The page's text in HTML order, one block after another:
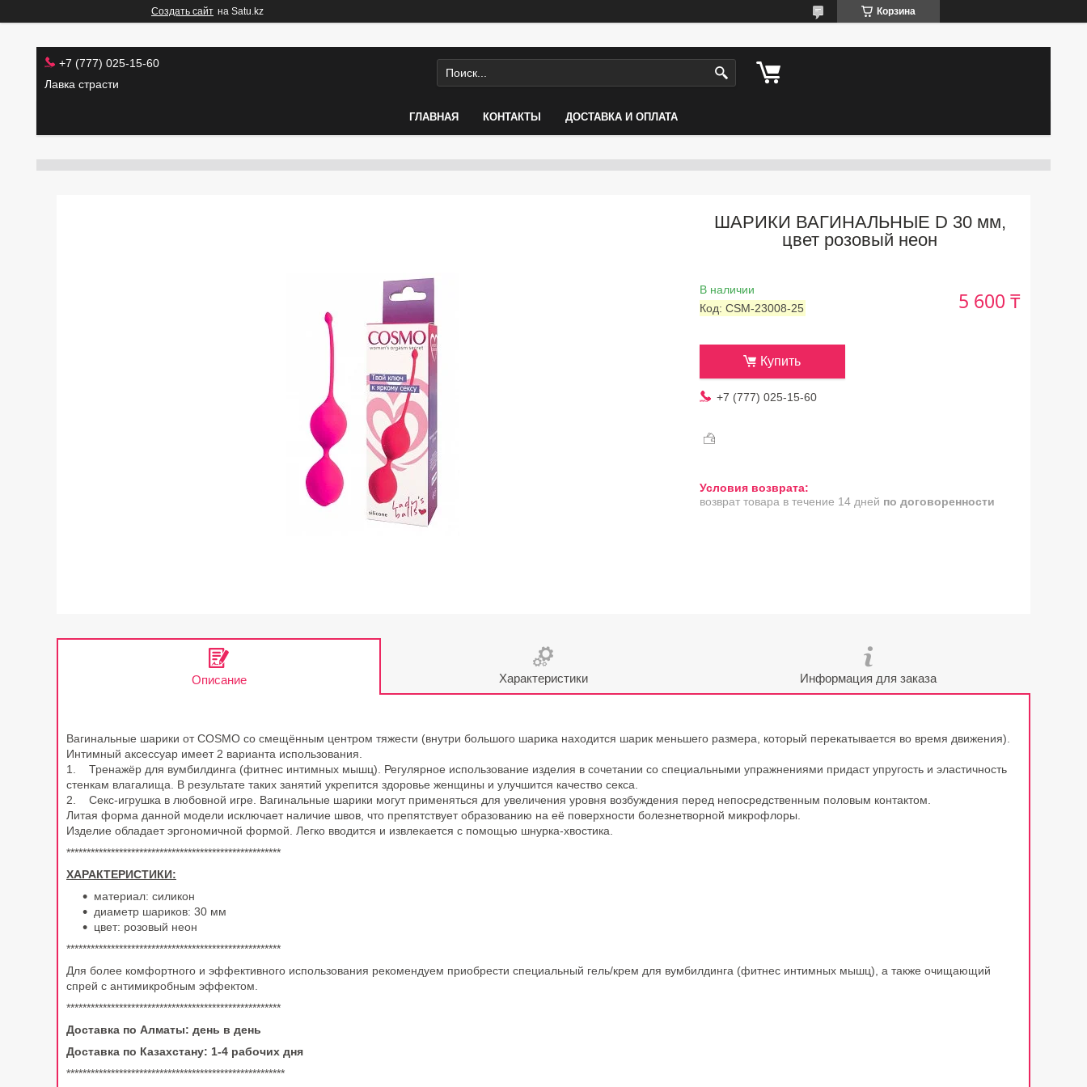
Создать сайт на Satu.kz Корзина
+7 (777) 025-15-60
Лавка страсти
ГЛАВНАЯ КОНТАКТЫ ДОСТАВКА И ОПЛАТА
ШАРИКИ ВАГИНАЛЬНЫЕ D 30 мм,
цвет розовый неон
В наличии
Код: CSM-23008-25 5 600 ₸
Купить
+7 (777) 025-15-60
возврат товара в течение 14 дней по договоренности
Описание Характеристики Информация для заказа
Вагинальные шарики от COSMO со смещённым центром тяжести (внутри большого шарика находится шарик меньшего размера, который перекатывается во время движения).
Интимный аксессуар имеет 2 варианта использования.
1. Тренажёр для вумбилдинга (фитнес интимных мышц). Регулярное использование изделия в сочетании со специальными упражнениями придаст упругость и эластичность
стенкам влагалища. В результате таких занятий укрепится здоровье женщины и улучшится качество секса.
2. Секс-игрушка в любовной игре. Вагинальные шарики могут применяться для увеличения уровня возбуждения перед непосредственным половым контактом.
Литая форма данной модели исключает наличие швов, что препятствует образованию на её поверхности болезнетворной микрофлоры.
Изделие обладает эргономичной формой. Легко вводится и извлекается с помощью шнурка-хвостика.
*****************************************************
ХАРАКТЕРИСТИКИ:
материал: силикон
диаметр шариков: 30 мм
цвет: розовый неон
*****************************************************
Для более комфортного и эффективного использования рекомендуем приобрести специальный гель/крем для вумбилдинга (фитнес интимных мышц), а также очищающий
спрей с антимикробным эффектом.
*****************************************************
Доставка по Алматы: день в день
Доставка по Казахстану: 1-4 рабочих дня
******************************************************